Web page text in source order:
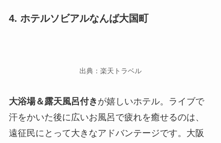
4. ホテルソビアルなんば大国町
出典：楽天トラベル
大浴場＆露天風呂付き が嬉しいホテル。ライブで
汗をかいた後に広いお風呂で疲れを癒せるのは、
遠征民にとって大きなアドバンテージです。大阪